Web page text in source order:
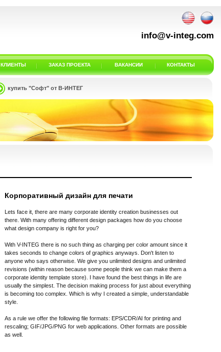
info@v-integ.com
КЛИЕНТЫ ЗАКАЗ ПРОЕКТА ВАКАНСИИ КОНТАКТЫ
купить "Софт" от В-ИНТЕГ
Корпоративный дизайн для печати
Lets face it, there are many corporate identity creation businesses out
there. With many offering different design packages how do you choose
what design company is right for you?
With V-INTEG there is no such thing as charging per color amount since it
takes seconds to change colors of graphics anyways. Don't listen to
anyone who says otherwise. We give you unlimited designs and unlimited
revisions (within reason because some people think we can make them a
corporate identity template store). I have found the best things in life are
usually the simplest. The decision making process for just about everything
is becoming too complex. Which is why I created a simple, understandable
style.
As a rule we offer the following file formats: EPS/CDR/AI for printing and
rescaling; GIF/JPG/PNG for web applications. Other formats are possible
as well.